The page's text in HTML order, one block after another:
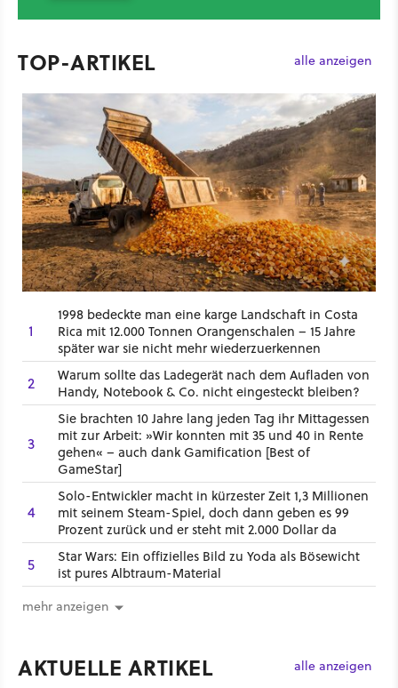
TOP-ARTIKEL alle anzeigen
1
1998 bedeckte man eine karge Landschaft in Costa
Rica mit 12.000 Tonnen Orangenschalen – 15 Jahre
später war sie nicht mehr wiederzuerkennen
2
Warum sollte das Ladegerät nach dem Aufladen von
Handy, Notebook & Co. nicht eingesteckt bleiben?
3
Sie brachten 10 Jahre lang jeden Tag ihr Mittagessen
mit zur Arbeit: »Wir konnten mit 35 und 40 in Rente
gehen« – auch dank Gamification [Best of
GameStar]
4
Solo-Entwickler macht in kürzester Zeit 1,3 Millionen
mit seinem Steam-Spiel, doch dann geben es 99
Prozent zurück und er steht mit 2.000 Dollar da
5
Star Wars: Ein offizielles Bild zu Yoda als Bösewicht
ist pures Albtraum-Material
mehr anzeigen
AKTUELLE ARTIKEL alle anzeigen